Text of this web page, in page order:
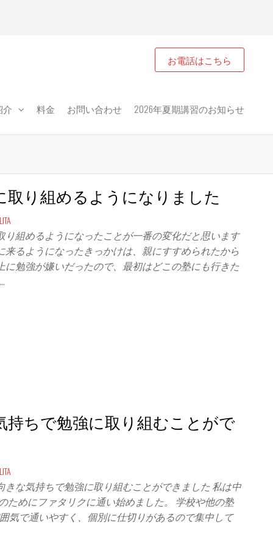
お電話はこちら
介 料金 お問い合わせ 2026年夏期講習のお知らせ
取り組めるようになりました
り組めるようになったことが一番の変化だと思います
来るようになったきっかけは、親にすすめられたから
に勉強が嫌いだったので、最初はどこの塾にも行きた
持ちで勉強に取り組むことがで
きな気持ちで勉強に取り組むことができました 私は中
ためにファタリクに通い始めました。 学校や他の塾
気で通いやすく、個別に仕切りがあるので集中して